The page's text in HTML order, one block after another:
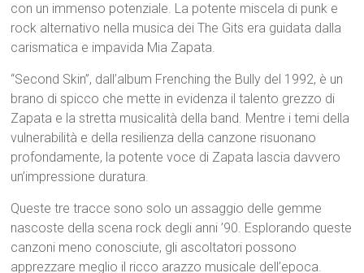
con un immenso potenziale. La potente miscela di punk e
rock alternativo nella musica dei The Gits era guidata dalla
carismatica e impavida Mia Zapata.
“Second Skin”, dall’album Frenching the Bully del 1992, è un
brano di spicco che mette in evidenza il talento grezzo di
Zapata e la stretta musicalità della band. Mentre i temi della
vulnerabilità e della resilienza della canzone risuonano
profondamente, la potente voce di Zapata lascia davvero
un’impressione duratura.
Queste tre tracce sono solo un assaggio delle gemme
nascoste della scena rock degli anni ’90. Esplorando queste
canzoni meno conosciute, gli ascoltatori possono
apprezzare meglio il ricco arazzo musicale dell’epoca.